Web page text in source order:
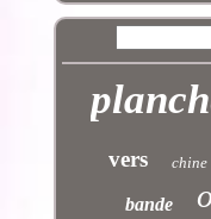
vers chine
bande